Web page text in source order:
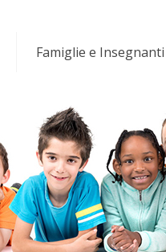
Famiglie e Insegnanti